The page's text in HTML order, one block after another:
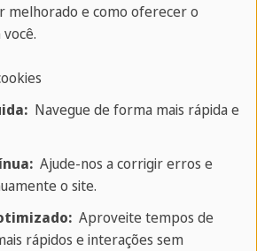
6
melhorado e como oferecer o
Navegue de forma mais rápida e
Ajude-nos a corrigir erros e
o site.
Aproveite tempos de
rápidos e interações sem